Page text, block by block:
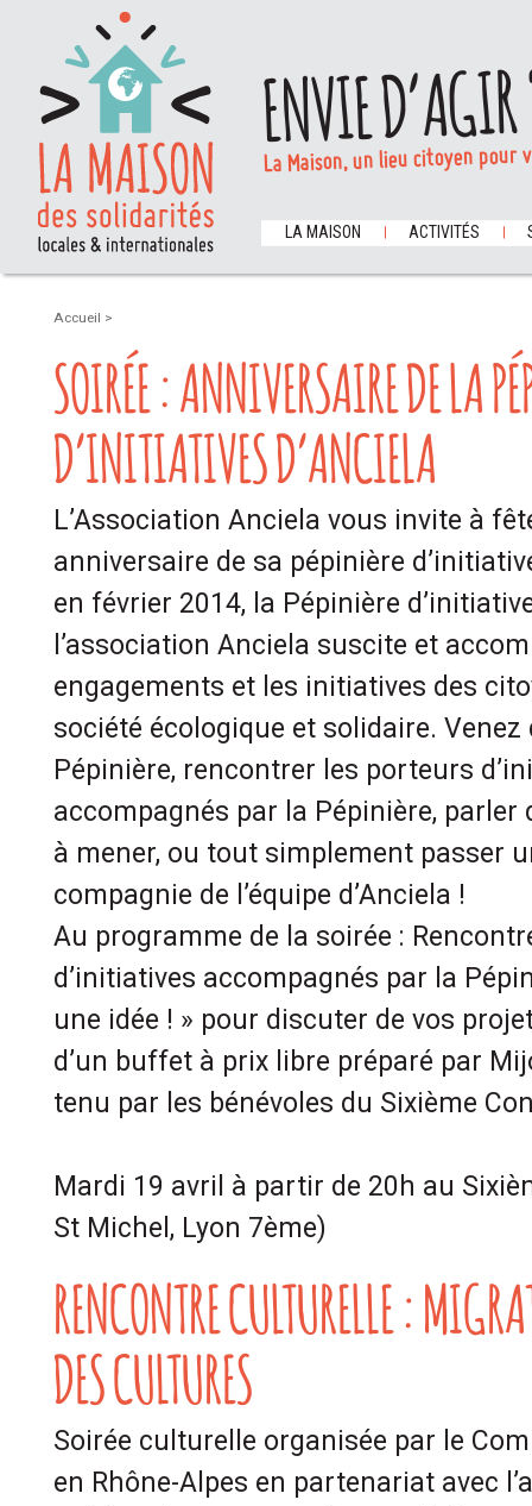
ENVIE
La Maison, un lieu citoyen
LA MAISON ACTIVITÉS
Accueil >
SOIRÉE : ANNIVERSAIRE DE LA
D’INITIATIVES D’ANCIELA
L’Association Anciela vous invite à
anniversaire de sa pépinière
en février 2014, la Pépinière
l’association Anciela suscite et
engagements et les initiatives des
société écologique et solidaire.
Pépinière, rencontrer les porteurs
accompagnés par la Pépinière, parler
à mener, ou tout simplement passer
compagnie de l’équipe d’Anciela !
Au programme de la soirée :
d’initiatives accompagnés par la
une idée ! » pour discuter de vos
d’un buffet à prix libre préparé par
tenu par les bénévoles du Sixième
Mardi 19 avril à partir de 20h au
St Michel, Lyon 7ème)
RENCONTRE CULTURELLE :
DES CULTURES
Soirée culturelle organisée par le
en Rhône-Alpes en partenariat avec